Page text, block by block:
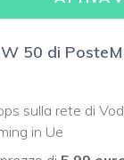
50 di
sulla rete di
in Ue